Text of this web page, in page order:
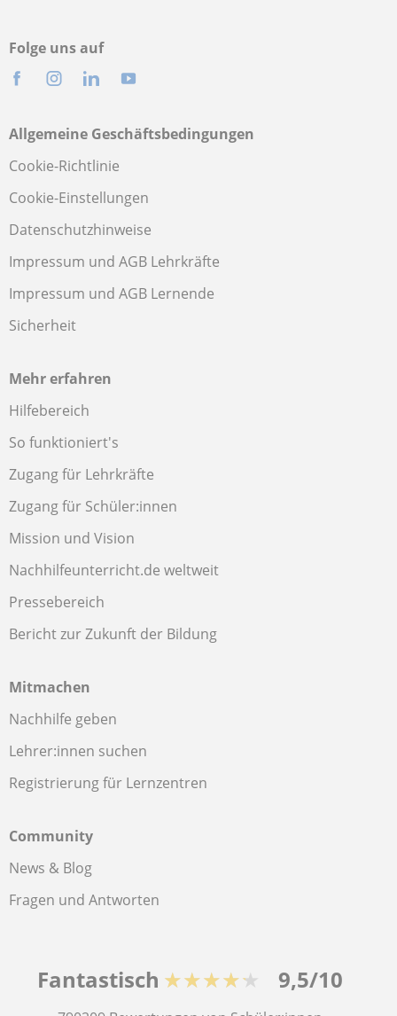
Folge uns auf
Allgemeine Geschäftsbedingungen
Cookie-Richtlinie
Cookie-Einstellungen
Datenschutzhinweise
Impressum und AGB Lehrkräfte
Impressum und AGB Lernende
Sicherheit
Mehr erfahren
Hilfebereich
So funktioniert's
Zugang für Lehrkräfte
Zugang für Schüler:innen
Mission und Vision
Nachhilfeunterricht.de weltweit
Pressebereich
Bericht zur Zukunft der Bildung
Mitmachen
Nachhilfe geben
Lehrer:innen suchen
Registrierung für Lernzentren
Community
News & Blog
Fragen und Antworten
Fantastisch ★★★★★ 9,5/10